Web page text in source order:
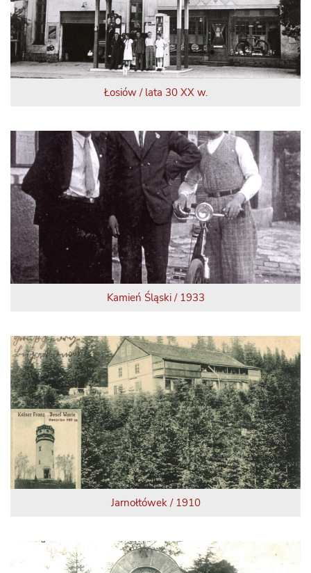
Łosiów / lata 30 XX w.
Kamień Śląski / 1933
Jarnołtówek / 1910